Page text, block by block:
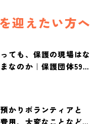
迎えたい方へ
ても、保護の現場はな
なのか｜保護団体59団
【保護犬・保護猫白書
預かりボランティアと
用、大変なことなど紹